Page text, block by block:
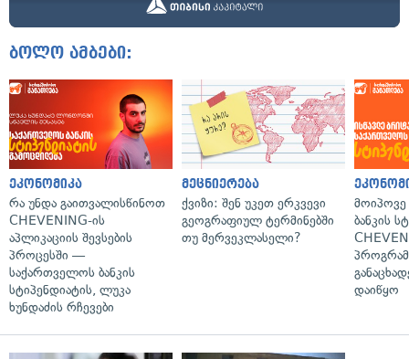
ბოლო ამბები:
ეკონომიკა
რა უნდა გაითვალისწინოთ
CHEVENING-ის
აპლიკაციის შევსების
პროცესში —
საქართველოს ბანკის
სტიპენდიატის, ლუკა
ხუნდაძის რჩევები
მეცნიერება
ქვიზი: შენ უკეთ ერკვევი
გეოგრაფიულ ტერმინებში
თუ მერვეკლასელი?
ბანკის
დაიწყო